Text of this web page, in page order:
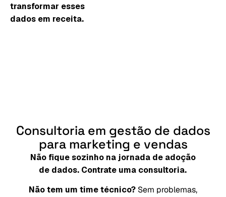
transformar esses
dados em receita.
Consultoria em gestão de dados
para marketing e vendas
Não fique sozinho na jornada de adoção
de dados. Contrate uma consultoria.
Não tem um time técnico?Sem problemas,